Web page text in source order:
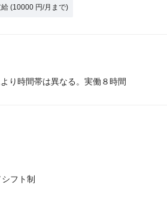
(10000 円/月まで)
り時間帯は異なる。実働８時間
シフト制